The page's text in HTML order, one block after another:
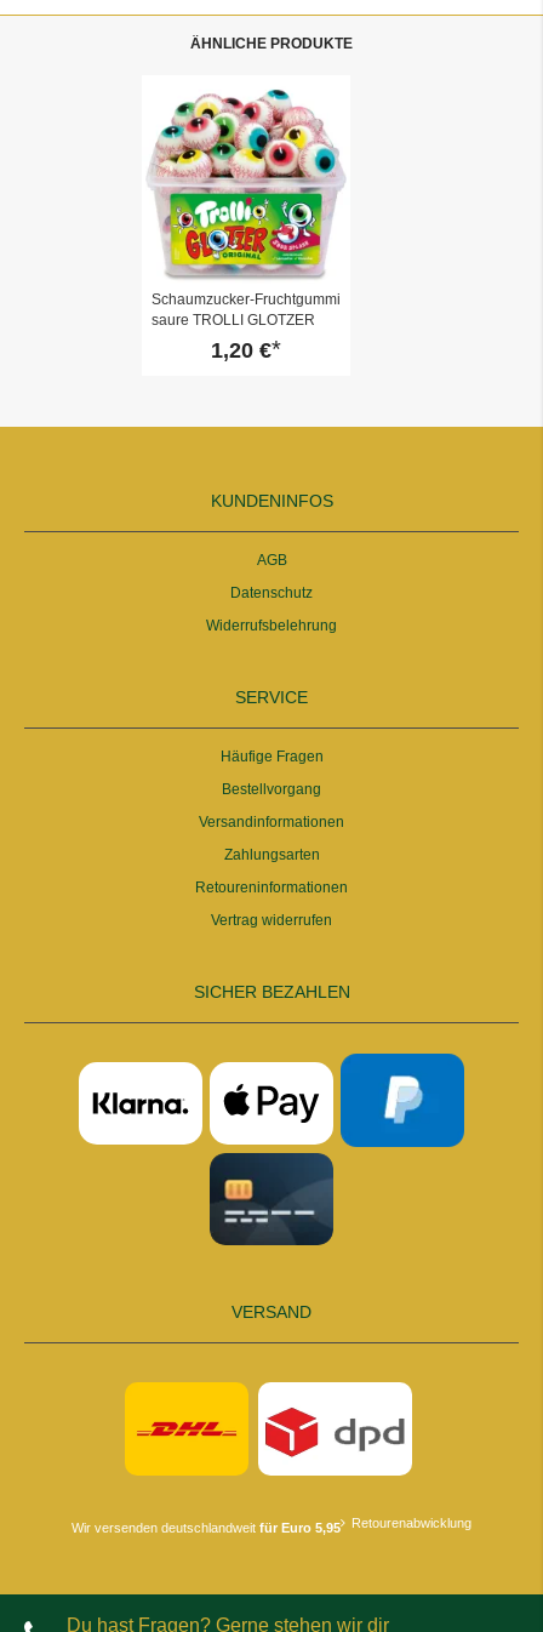
ÄHNLICHE PRODUKTE
Schaumzucker-Fruchtgummi
saure TROLLI GLOTZER
1,20 €
KUNDENINFOS
AGB
Datenschutz
Widerrufsbelehrung
SERVICE
Häufige Fragen
Bestellvorgang
Versandinformationen
Zahlungsarten
Retoureninformationen
Vertrag widerrufen
SICHER BEZAHLEN
VERSAND
Wir versenden deutschlandweit für Euro 5,95 Retourenabwicklung
Du hast Fragen? Gerne stehen wir dir